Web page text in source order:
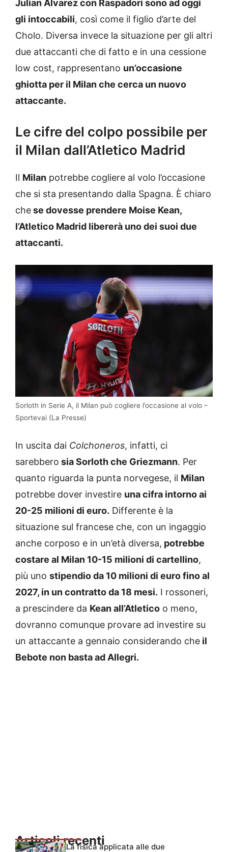
Julian Alvarez con Raspadori sono ad oggi
gli intoccabili, così come il figlio d’arte del
Cholo. Diversa invece la situazione per gli altri
due attaccanti che di fatto e in una cessione
low cost, rappresentano un’occasione
ghiotta per il Milan che cerca un nuovo
attaccante.
Le cifre del colpo possibile per
il Milan dall’Atletico Madrid
Il Milan potrebbe cogliere al volo l’occasione
che si sta presentando dalla Spagna. È chiaro
chese dovesse prendere Moise Kean,
l’Atletico Madrid libererà uno dei suoi due
attaccanti.
Sorloth in Serie A, il Milan può cogliere l’occasione al volo –
Sportevai (La Presse)
In uscita dai Colchoneros, infatti, ci
sarebbero sia Sorloth che Griezmann. Per
quanto riguarda la punta norvegese, il Milan
potrebbe dover investire una cifra intorno ai
20-25 milioni di euro. Differente è la
situazione sul francese che, con un ingaggio
anche corposo e in un’età diversa, potrebbe
costare al Milan 10-15 milioni di cartellino,
più uno stipendio da 10 milioni di euro fino al
2027, in un contratto da 18 mesi. I rossoneri,
a prescindere da Kean all’Atletico o meno,
dovranno comunque provare ad investire su
un attaccante a gennaio considerando che il
Bebote non basta ad Allegri.
Articoli recentiLa fisica applicata alle due